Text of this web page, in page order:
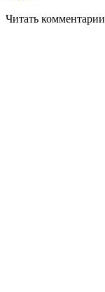
Читать комментарии